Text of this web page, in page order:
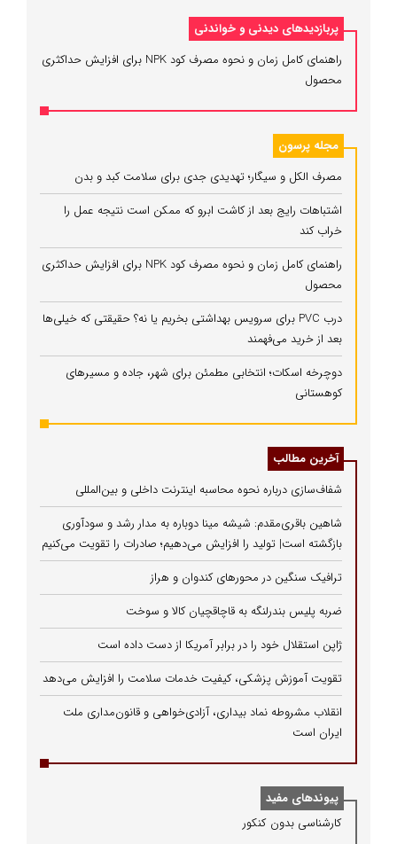
پربازدیدهای دیدنی و خواندنی
راهنمای کامل زمان و نحوه مصرف کود NPK برای افزایش حداکثری
محصول
مجله پرسون
مصرف الکل و سیگار؛ تهدیدی جدی برای سلامت کبد و بدن
اشتباهات رایج بعد از کاشت ابرو که ممکن است نتیجه عمل را
خراب کند
راهنمای کامل زمان و نحوه مصرف کود NPK برای افزایش حداکثری
محصول
درب PVC برای سرویس بهداشتی بخریم یا نه؟ حقیقتی که خیلی‌ها
بعد از خرید می‌فهمند
دوچرخه اسکات؛ انتخابی مطمئن برای شهر، جاده و مسیرهای
کوهستانی
آخرین مطالب
شفاف‌سازی درباره نحوه محاسبه اینترنت داخلی و بین‌المللی
شاهین باقری‌مقدم: شیشه مینا دوباره به مدار رشد و سودآوری
بازگشته است| تولید را افزایش می‌دهیم؛ صادرات را تقویت می‌کنیم
ترافیک سنگین در محورهای کندوان و هراز
ضربه پلیس بندرلنگه به قاچاقچیان کالا و سوخت
ژاپن استقلال خود را در برابر آمریکا از دست داده است
تقویت آموزش پزشکی، کیفیت خدمات سلامت را افزایش می‌دهد
انقلاب مشروطه نماد بیداری، آزادی‌خواهی و قانون‌مداری ملت
ایران است
پیوندهای مفید
كارشناسی بدون كنكور